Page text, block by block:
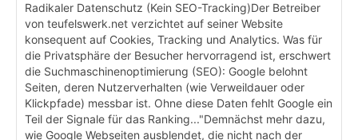
Radikaler Datenschutz (Kein SEO-Tracking)Der Betreiber
von teufelswerk.net verzichtet auf seiner Website
konsequent auf Cookies, Tracking und Analytics. Was für
die Privatsphäre der Besucher hervorragend ist, erschwert
die Suchmaschinenoptimierung (SEO): Google belohnt
Seiten, deren Nutzerverhalten (wie Verweildauer oder
Klickpfade) messbar ist. Ohne diese Daten fehlt Google ein
Teil der Signale für das Ranking..."Demnächst mehr dazu,
wie Google Webseiten ausblendet, die nicht nach der